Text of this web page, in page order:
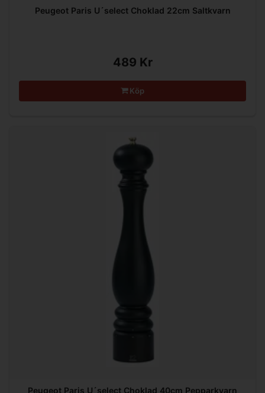
Peugeot Paris U´select Choklad 22cm Saltkvarn
489 Kr
Köp
Peugeot Paris U´select Choklad 40cm Pepparkvarn